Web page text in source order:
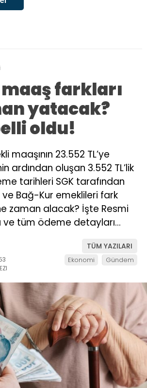
farkları
yatacak?
oldu!
maaşının 23.552 TL’ye
ardından oluşan 3.552 TL’lik
tarihleri SGK tarafından
ve Bağ-Kur emeklileri fark
zaman alacak? İşte Resmi
ve tüm ödeme detayları…
TÜM YAZILARI
Ekonomi Gündem